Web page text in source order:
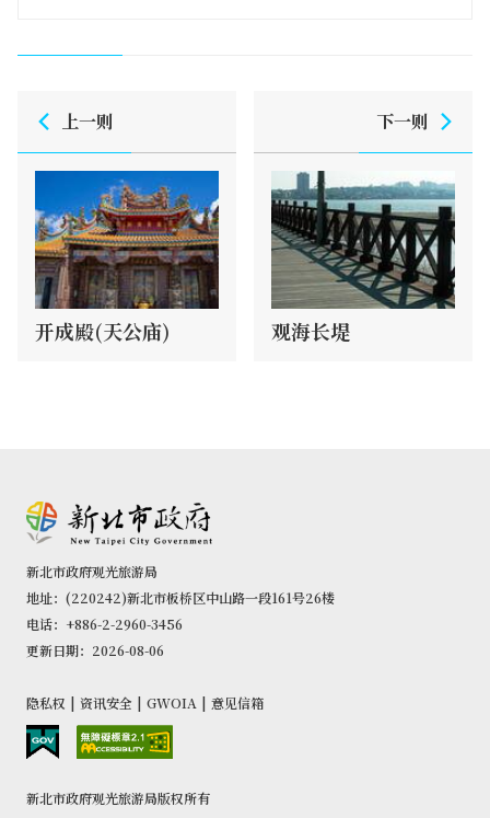
上一则
开成殿(天公庙)
下一则
观海长堤
新北市政府观光旅游局
地址：(220242)新北市板桥区中山路一段161号26楼
电话：+886-2-2960-3456
更新日期：2026-08-06
隐私权 | 资讯安全 | GWOIA | 意见信箱
新北市政府观光旅游局版权所有